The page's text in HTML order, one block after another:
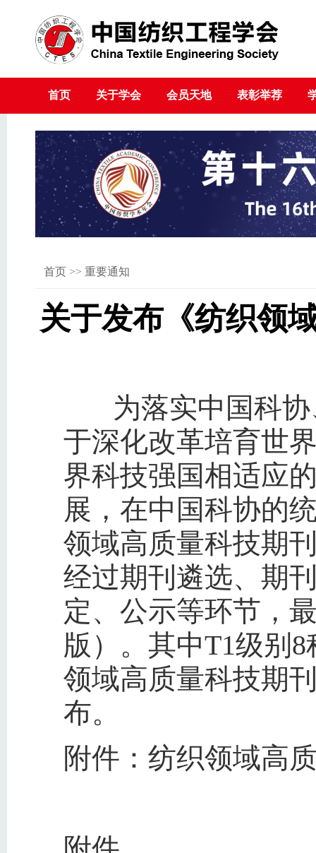
首页 关于学会 会员天地 表彰举荐
首页 >> 重要通知
关于发布《纺织领
为落实中国科协
于深化改革培育世
界科技强国相适应
展，在中国科协的
领域高质量科技期
经过期刊遴选、期
定、公示等环节，
版）。其中T1级别
领域高质量科技期
布。
附件：纺织领域高